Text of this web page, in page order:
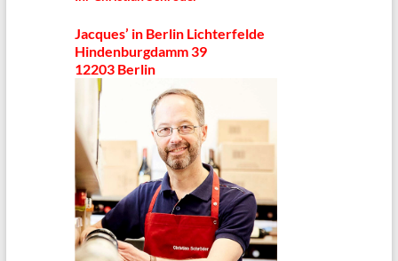
Jacques’ in Berlin Lichterfelde
Hindenburgdamm 39
12203 Berlin